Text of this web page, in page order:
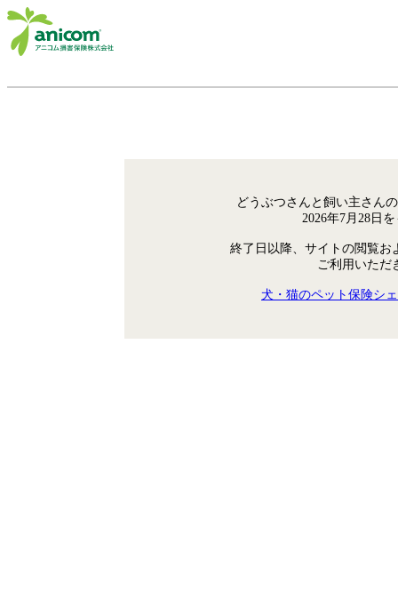
どうぶつさんと飼い主さん
2026年7月28日
終了日以降、サイトの閲覧お
ご利用いただ
犬・猫のペット保険シ